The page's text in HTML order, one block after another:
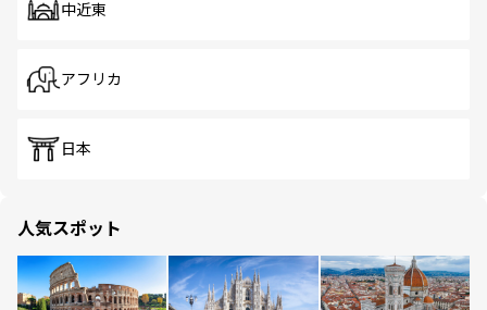
中近東
アフリカ
日本
人気スポット